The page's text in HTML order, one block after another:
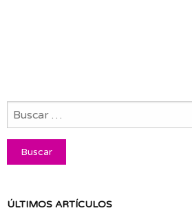
ÚLTIMOS ARTÍCULOS